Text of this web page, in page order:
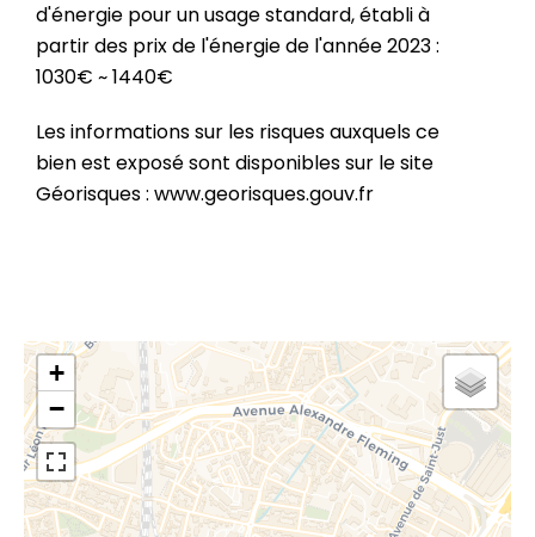
d'énergie pour un usage standard, établi à
partir des prix de l'énergie de l'année 2023 :
1030€ ~ 1440€
Les informations sur les risques auxquels ce
bien est exposé sont disponibles sur le site
Géorisques : www.georisques.gouv.fr
+
−